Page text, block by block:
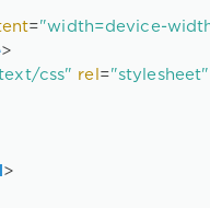
="width=device-
>
css" rel ="stylesheet"
>